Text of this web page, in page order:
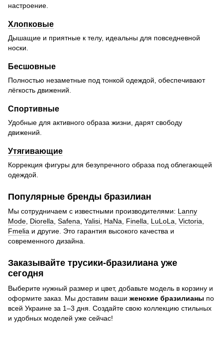
настроение.
Хлопковые
Дышащие и приятные к телу, идеальны для повседневной
носки.
Бесшовные
Полностью незаметные под тонкой одеждой, обеспечивают
лёгкость движений.
Спортивные
Удобные для активного образа жизни, дарят свободу
движений.
Утягивающие
Коррекция фигуры для безупречного образа под облегающей
одеждой.
Популярные бренды бразилиан
Мы сотрудничаем с известными производителями: Lanny
Mode Diorella Safena Yalisi HaNa Finella LuLoLa Victoria
Fmelia и другие. Это гарантия высокого качества и
современного дизайна.
Заказывайте трусики-бразилиана уже
сегодня
Выберите нужный размер и цвет, добавьте модель в корзину и
оформите заказ. Мы доставим ваши женские бразилианы по
всей Украине за 1–3 дня. Создайте свою коллекцию стильных
и удобных моделей уже сейчас!